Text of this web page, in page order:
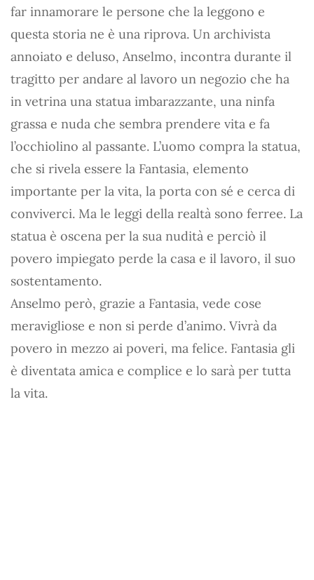
far innamorare le persone che la leggono e
questa storia ne è una riprova. Un archivista
annoiato e deluso, Anselmo, incontra durante il
tragitto per andare al lavoro un negozio che ha
in vetrina una statua imbarazzante, una ninfa
grassa e nuda che sembra prendere vita e fa
l’occhiolino al passante. L’uomo compra la statua,
che si rivela essere la Fantasia, elemento
importante per la vita, la porta con sé e cerca di
conviverci. Ma le leggi della realtà sono ferree. La
statua è oscena per la sua nudità e perciò il
povero impiegato perde la casa e il lavoro, il suo
sostentamento.
Anselmo però, grazie a Fantasia, vede cose
meravigliose e non si perde d’animo. Vivrà da
povero in mezzo ai poveri, ma felice. Fantasia gli
è diventata amica e complice e lo sarà per tutta
la vita.